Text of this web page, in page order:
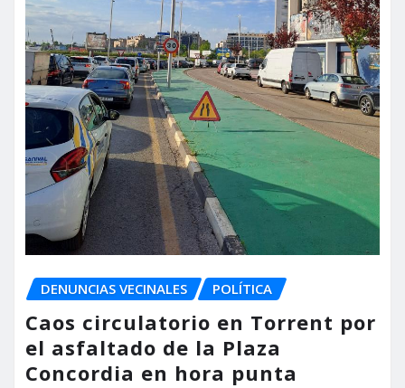
DENUNCIAS VECINALES POLÍTICA
Caos circulatorio en Torrent por
el asfaltado de la Plaza
Concordia en hora punta